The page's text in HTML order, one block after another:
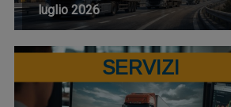
luglio 2026
SERVIZI